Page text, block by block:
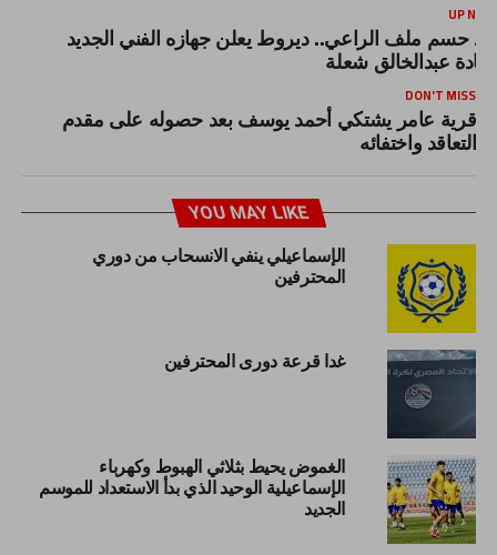
UP
حسم ملف الراعي.. ديروط يعلن جهازه الفني الجديد
عبدالخالق شعلة
DON'T MISS
قرية عامر يشتكي أحمد يوسف بعد حصوله على مقدم
التعاقد واختفائه
YOU MAY LIKE
الإسماعيلي ينفي الانسحاب من دوري
المحترفين
غدا قرعة دورى المحترفين
الغموض يحيط بثلاثي الهبوط وكهرباء
الإسماعيلية الوحيد الذي بدأ الاستعداد للموسم
الجديد